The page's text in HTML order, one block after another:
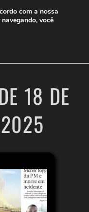
do Assinante
18 DE
com a nossa
você